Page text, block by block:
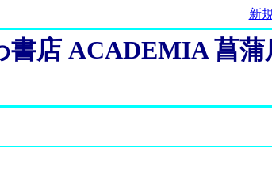
新
書店 ACADEMIA 菖